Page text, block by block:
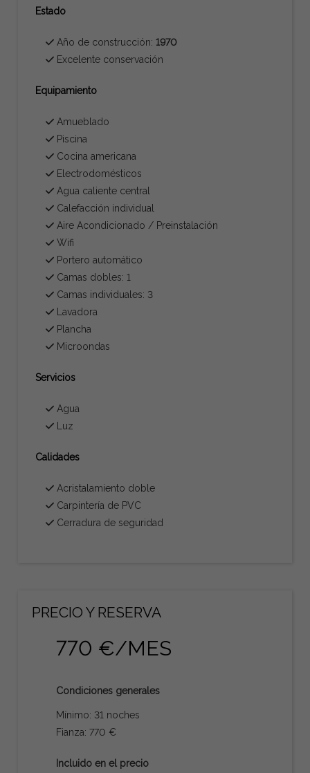
Estado
Año de construcción:1970
Excelente conservación
Equipamiento
Amueblado
Piscina
Cocina americana
Electrodomésticos
Agua caliente central
Calefacción individual
Aire Acondicionado / Preinstalación
Wifi
Portero automático
Camas dobles: 1
Camas individuales: 3
Lavadora
Plancha
Microondas
Servicios
Agua
Luz
Calidades
Acristalamiento doble
Carpintería de PVC
Cerradura de seguridad
PRECIO Y RESERVA
770 €/MES
Condiciones generales
Mínimo: 31 noches
Fianza: 770 €
Incluido en el precio